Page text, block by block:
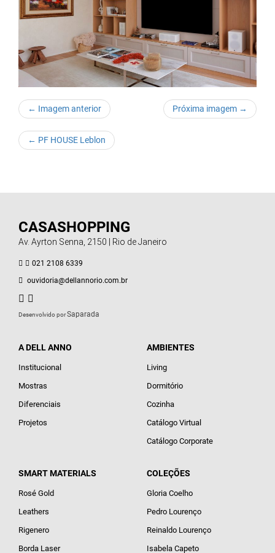
← Imagem anterior Próxima imagem →
← PF HOUSE Leblon
CASASHOPPING
Av. Ayrton Senna, 2150 | Rio de Janeiro
021 2108 6339
ouvidoria@dellannorio.com.br
Desenvolvido porSaparada
A DELL ANNO
Institucional
Mostras
Diferenciais
Projetos
AMBIENTES
Living
Dormitório
Cozinha
Catálogo Virtual
Catálogo Corporate
SMART MATERIALS
Rosé Gold
Leathers
Rigenero
Borda Laser
COLEÇÕES
Gloria Coelho
Pedro Lourenço
Reinaldo Lourenço
Isabela Capeto